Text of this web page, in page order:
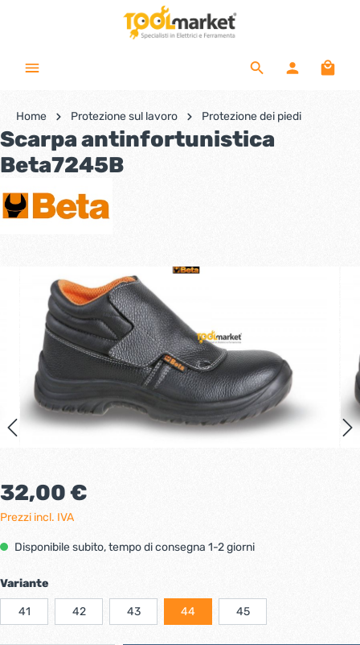
Home Protezione sul lavoro Protezione dei piedi
Scarpa antinfortunistica
Beta7245B
32,00 €
Prezzi incl. IVA
Disponibile subito, tempo di consegna 1-2 giorni
Variante
41 42 43 44 45